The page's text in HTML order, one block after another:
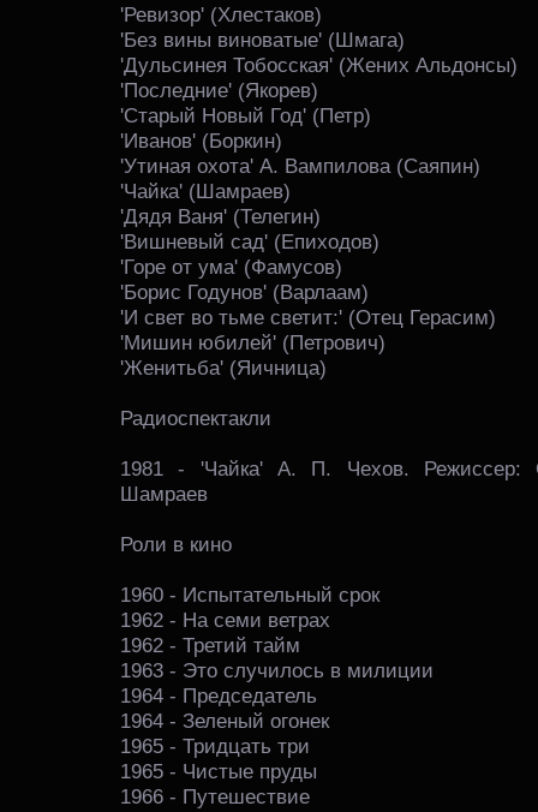
'Ревизор' (Хлестаков)
'Без вины виноватые' (Шмага)
'Дульсинея Тобосская' (Жених Альдонсы)
'Последние' (Якорев)
'Старый Новый Год' (Петр)
'Иванов' (Боркин)
'Утиная охота' А. Вампилова (Саяпин)
'Чайка' (Шамраев)
'Дядя Ваня' (Телегин)
'Вишневый сад' (Епиходов)
'Горе от ума' (Фамусов)
'Борис Годунов' (Варлаам)
'И свет во тьме светит:' (Отец Герасим)
'Мишин юбилей' (Петрович)
'Женитьба' (Яичница)
Радиоспектакли
1981 - 'Чайка' А. П. Чехов.
Шамраев
Роли в кино
1960 - Испытательный срок
1962 - На семи ветрах
1962 - Третий тайм
1963 - Это случилось в милиции
1964 - Председатель
1964 - Зеленый огонек
1965 - Тридцать три
1965 - Чистые пруды
1966 - Путешествие